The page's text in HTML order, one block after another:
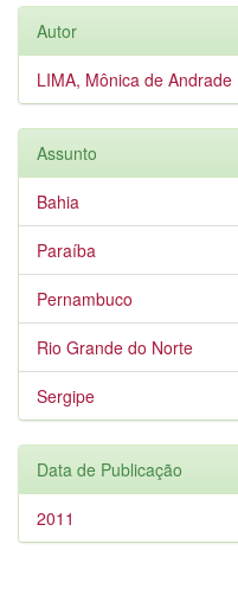
Autor
LIMA, Mônica de Andrade
Assunto
Bahia
Paraíba
Pernambuco
Rio Grande do Norte
Sergipe
Data de Publicação
2011